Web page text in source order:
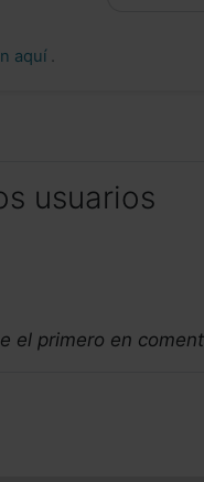
aquí .
usuarios
el primero en